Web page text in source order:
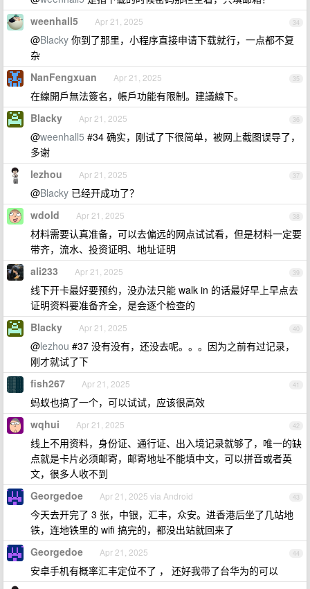
34
weenhall5 Apr 21, 2025
@Blacky 你到了那里，小程序直接申请下载就行，一点都不复
杂
35
NanFengxuan Apr 21, 2025
在線開戶無法簽名，帳戶功能有限制。建議線下。
36
Blacky Apr 21, 2025
@weenhall5 #34 确实，刚试了下很简单，被网上截图误导了，
多谢
37
lezhou Apr 21, 2025
@Blacky 已经开成功了？
38
wdold Apr 21, 2025
材料需要认真准备，可以去偏远的网点试试看，但是材料一定要
带齐，流水、投资证明、地址证明
39
ali233 Apr 21, 2025
线下开卡最好要预约，没办法只能 walk in 的话最好早上早点去
证明资料要准备齐全，是会逐个检查的
40
Blacky Apr 21, 2025
@lezhou #37 没有没有，还没去呢。。。因为之前有过记录，
刚才就试了下
41
fish267 Apr 21, 2025
蚂蚁也搞了一个，可以试试，应该很高效
42
wqhui Apr 21, 2025
线上不用资料，身份证、通行证、出入境记录就够了，唯一的缺
点就是卡片必须邮寄，邮寄地址不能填中文，可以拼音或者英
文，很多人收不到
43
Georgedoe Apr 21, 2025 via Android
今天去开完了 3 张，中银，汇丰，众安。进香港后坐了几站地
铁，连地铁里的 wifi 搞完的，都没出站就回来了
44
Georgedoe Apr 21, 2025
安卓手机有概率汇丰定位不了 ， 还好我带了台华为的可以